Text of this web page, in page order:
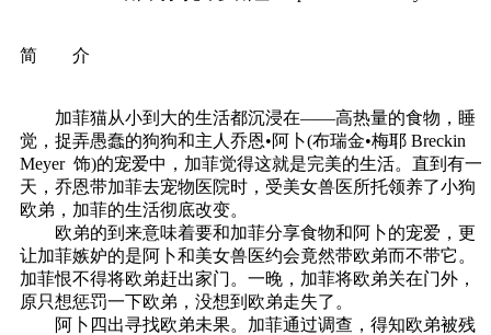
简 介
加菲猫从小到大的生活都沉浸在――高热量的食物，睡
觉，捉弄愚蠢的狗狗和主人乔恩•阿卜(布瑞金•梅耶 Breckin
Meyer 饰)的宠爱中，加菲觉得这就是完美的生活。直到有一
天，乔恩带加菲去宠物医院时，受美女兽医所托领养了小狗
欧弟，加菲的生活彻底改变。
欧弟的到来意味着要和加菲分享食物和阿卜的宠爱，更
让加菲嫉妒的是阿卜和美女兽医约会竟然带欧弟而不带它。
加菲恨不得将欧弟赶出家门。一晚，加菲将欧弟关在门外，
原只想惩罚一下欧弟，没想到欧弟走失了。
阿卜四出寻找欧弟未果。加菲通过调查，得知欧弟被残